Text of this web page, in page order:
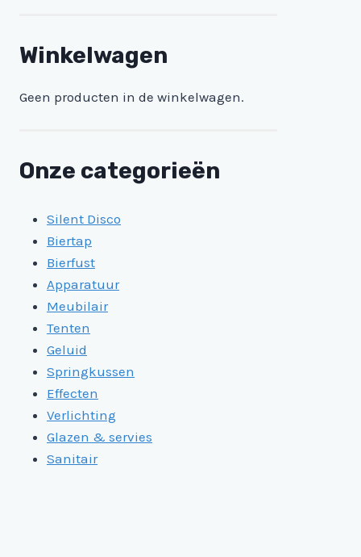
Winkelwagen
Geen producten in de winkelwagen.
Onze categorieën
Silent Disco
Biertap
Bierfust
Apparatuur
Meubilair
Tenten
Geluid
Springkussen
Effecten
Verlichting
Glazen & servies
Sanitair